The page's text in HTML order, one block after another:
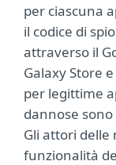
per ciascuna
il codice di
attraverso il
Galaxy Store
per legittime
dannose sono
Gli attori
funzionalità